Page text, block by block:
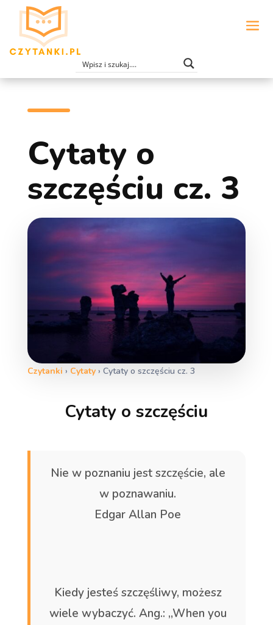
Cytaty o
szczęściu cz. 3
Czytanki › Cytaty› Cytaty o szczęściu cz. 3
Cytaty o szczęściu
Nie w poznaniu jest szczęście, ale
w poznawaniu.
Edgar Allan Poe
Kiedy jesteś szczęśliwy, możesz
wiele wybaczyć. Ang.: „When you